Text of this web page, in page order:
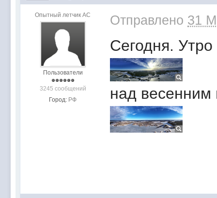
Опытный летчик АС
Пользователи
3245 сообщений
Город: РФ
Отправлено 31
Сегодня.
над весенним